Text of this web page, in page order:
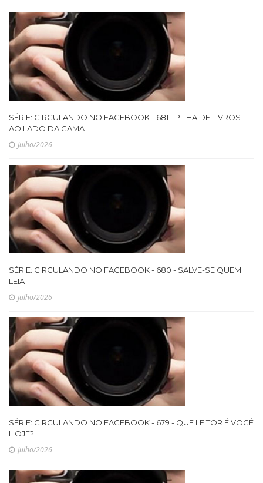
SÉRIE: CIRCULANDO NO FACEBOOK - 681 - PILHA DE LIVROS
AO LADO DA CAMA
Julho/2026
SÉRIE: CIRCULANDO NO FACEBOOK - 680 - SALVE-SE QUEM
LEIA
Julho/2026
SÉRIE: CIRCULANDO NO FACEBOOK - 679 - QUE LEITOR É VOCÊ
HOJE?
Julho/2026